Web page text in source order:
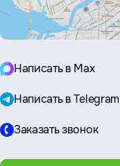
Написать в Max
Написать в Telegram
Заказать звонок